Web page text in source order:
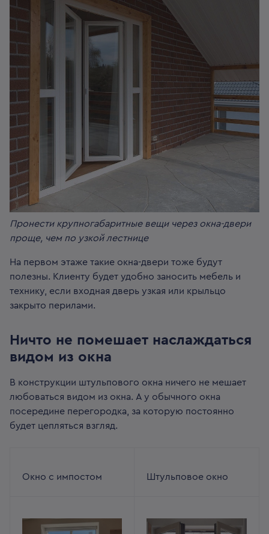
Пронести крупногабаритные вещи через окна-двери
проще, чем по узкой лестнице
На первом этаже такие окна-двери тоже будут
полезны. Клиенту будет удобно заносить мебель и
технику, если входная дверь узкая или крыльцо
закрыто перилами.
Ничто не помешает наслаждаться
видом из окна
В конструкции штульпового окна ничего не мешает
любоваться видом из окна. А у обычного окна
посередине перегородка, за которую постоянно
будет цепляться взгляд.
Окно с импостом Штульповое окно